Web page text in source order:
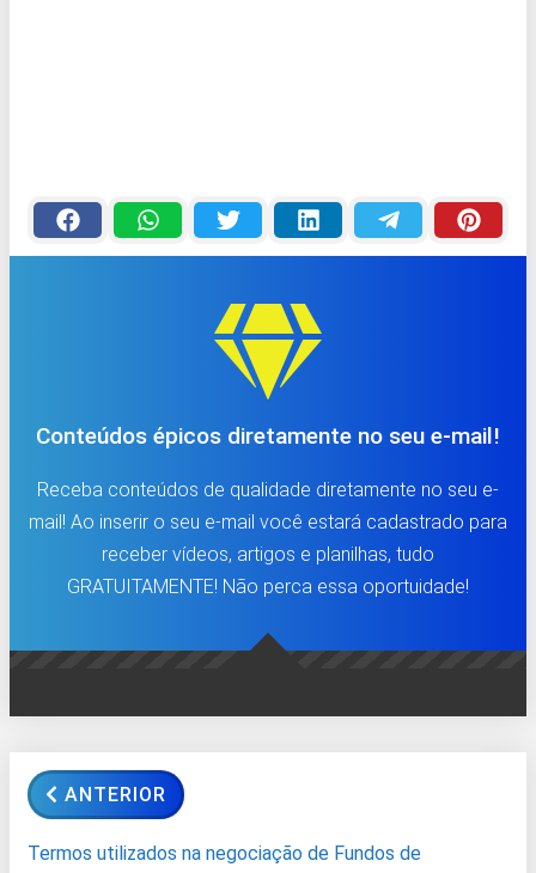
Conteúdos épicos diretamente no seu e-mail!
Receba conteúdos de qualidade diretamente no seu e-
mail! Ao inserir o seu e-mail você estará cadastrado para
receber vídeos, artigos e planilhas, tudo
GRATUITAMENTE! Não perca essa oportuidade!
ANTERIOR
Termos utilizados na negociação de Fundos de